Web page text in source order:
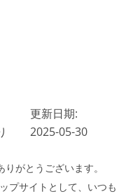
更新日期:
2025-05-30
がとうございます。
プサイトとして、いつも